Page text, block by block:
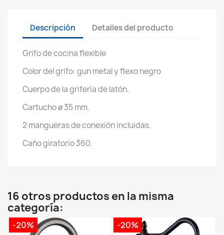
Descripción Detalles del producto
Grifo de cocina flexible
Color del grifo: gun metal y flexo negro
Cuerpo de la grifería de latón.
Cartucho ø 35 mm.
2 mangueras de conexión incluidas.
Caño giratorio 360.
16 otros productos en la misma
categoría:
-20% -20%